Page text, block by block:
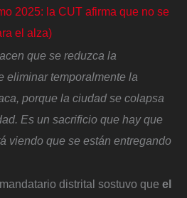
2025: la CUT afirma que no se
el alza)
que se reduzca la
eliminar temporalmente la
porque la ciudad se colapsa
Es un sacrificio que hay que
viendo que se están entregando
distrital sostuvo que el